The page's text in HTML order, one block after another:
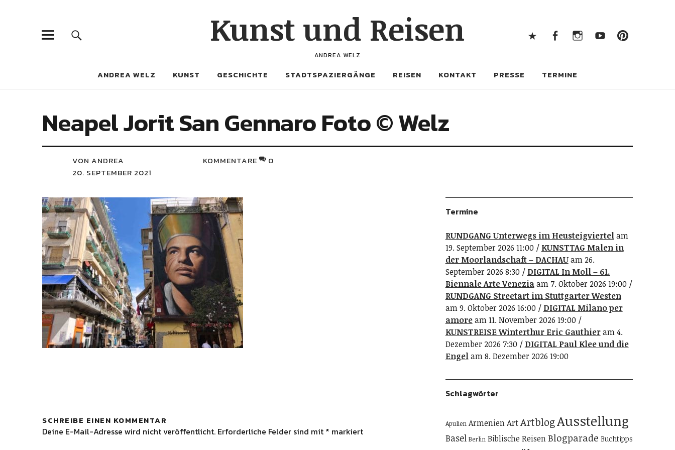
Kunst und Reisen
ANDREA WELZ
ANDREA WELZ KUNST GESCHICHTE STADTSPAZIERGÄNGE REISEN KONTAKT PRESSE TERMINE
Neapel Jorit San Gennaro Foto © Welz
VON ANDREA
20. SEPTEMBER 2021
KOMMENTARE 0
SCHREIBE EINEN KOMMENTAR
Deine E-Mail-Adresse wird nicht veröffentlicht. Erforderliche Felder sind mit * markiert
Termine
RUNDGANG Unterwegs im Heusteigviertelam
19. September 2026 11:00
KUNSTTAG Malen in
der Moorlandschaft – DACHAUam 26.
September 2026 8:30
DIGITAL In Moll – 61.
Biennale Arte Veneziaam 7. Oktober 2026 19:00
RUNDGANG Streetart im Stuttgarter Westen
am 9. Oktober 2026 16:00
DIGITAL Milano per
amoream 11. November 2026 19:00
KUNSTREISE Winterthur Eric Gauthieram 4.
Dezember 2026 7:30
DIGITAL Paul Klee und die
Engelam 8. Dezember 2026 19:00
Schlagwörter
Apulien ArmenienArtArtblogAusstellung
Basel Berlin Biblische ReisenBlogparade Buchtipps